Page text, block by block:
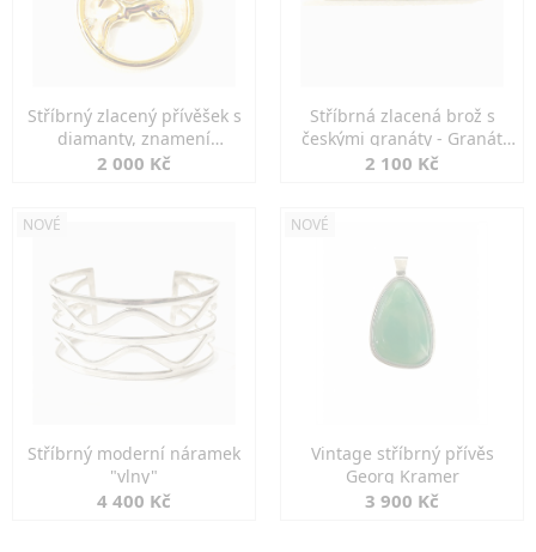
Stříbrný zlacený přívěšek s
diamanty, znamení
KOZOROH
2 000 Kč
Stříbrná zlacená brož s
českými granáty - Granát
Turnov
2 100 Kč
NOVÉ
Stříbrný moderní náramek
"vlny"
4 400 Kč
NOVÉ
Vintage stříbrný přívěs
Georg Kramer
3 900 Kč